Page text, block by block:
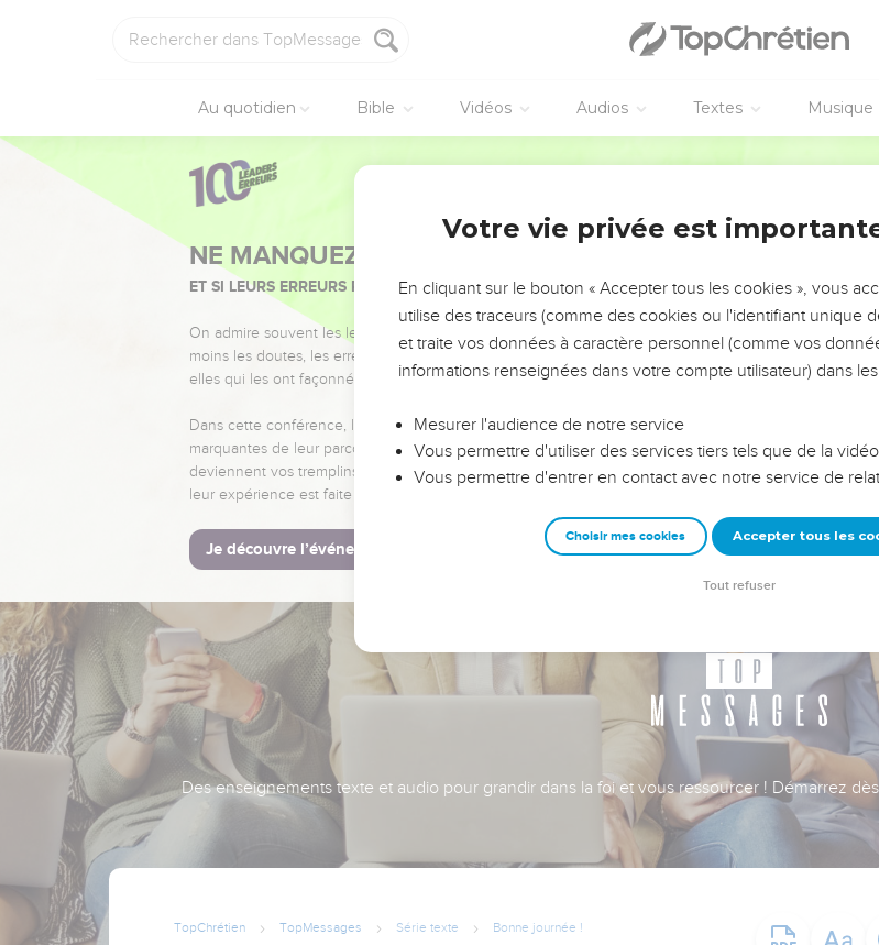
Au quotidien Bible Vidéos Audios Textes Musique
NE MANQUEZ PAS L’ÉVÉNEMENT DE L’ANNÉE !
ET SI LEURS ERREURS POUVAIENT VOUS ÉVITER LES VOTRES ?
On admire souvent les leaders pour leurs réussites, leur impact, leur foi ou leur vision. Mais on voit
moins les doutes, les erreurs et les saisons difficiles qu'ils ont traversés, alors même que ce sont
elles qui les ont façonnés.
Dans cette conférence, leaders, entrepreneurs, et responsables reviennent sur les erreurs
marquantes de leur parcours et les clés pour avancer avec plus de sagesse afin que leurs erreurs
deviennent vos tremplins. Que vous guidiez un ministère, une équipe, un groupe ou une famille,
leur expérience est faite pour vous.
Je découvre l’événement
Des enseignements texte et audio pour grandir dans la foi et vous ressourcer ! Démarrez
TopChrétien TopMessages Série texte Bonne journée !
Votre vie privée est
En cliquant sur le bouton « Accepter tous les cookies », vous
utilise des traceurs (comme des cookies ou l'identifiant unique
et traite vos données à caractère personnel (comme vos
informations renseignées dans votre compte utilisateur) dans
Mesurer l'audience de notre service
Vous permettre d'utiliser des services tiers tels que de la
Vous permettre d'entrer en contact avec notre service de
Choisir mes cookies Accepter tous les
Tout refuser